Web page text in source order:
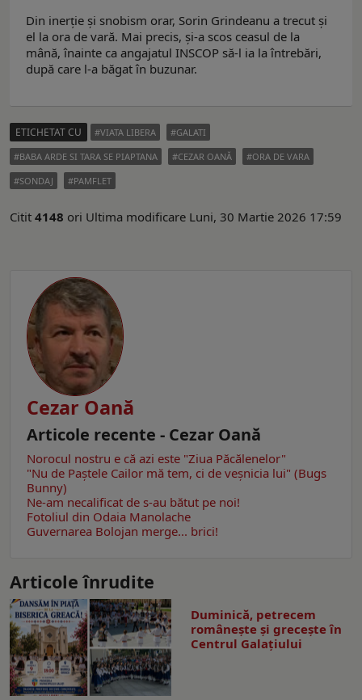
Din inerție și snobism orar, Sorin Grindeanu a trecut și
el la ora de vară. Mai precis, și-a scos ceasul de la
mână, înainte ca angajatul INSCOP să-l ia la întrebări,
după care l-a băgat în buzunar.
ETICHETAT CU VIATA LIBERA
GALATI
BABA ARDE SI TARA SE PIAPTANA
CEZAR OANĂ
ORA DE VARA
SONDAJ
PAMFLET
Citit 4148 ori Ultima modificare Luni, 30 Martie 2026 17:59
Cezar Oană
Articole recente - Cezar Oană
Norocul nostru e că azi este "Ziua Păcălenelor"
"Nu de Paștele Cailor mă tem, ci de veșnicia lui" (Bugs
Bunny)
Ne-am necalificat de s-au bătut pe noi!
Fotoliul din Odaia Manolache
Guvernarea Bolojan merge... brici!
Articole înrudite
Duminică, petrecem
româneşte şi greceşte în
Centrul Galaţiului